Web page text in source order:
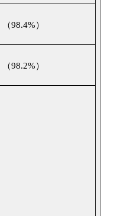
（98.4%）
（98.2%）